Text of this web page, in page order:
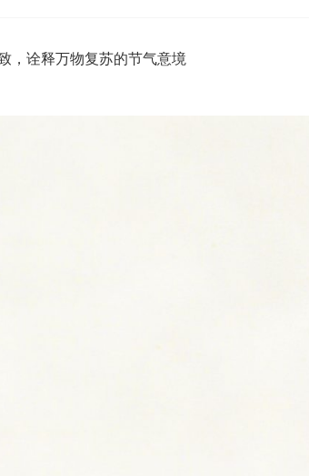
，诠释万物复苏的节气意境